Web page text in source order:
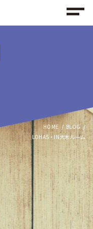
HOME
BLOG
LOHAS・IN大木ルーム